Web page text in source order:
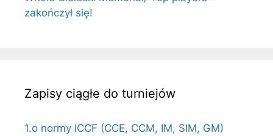
zakończył się!
Zapisy ciągłe do turniejów
1.o normy ICCF (CCE, CCM, IM, SIM, GM)